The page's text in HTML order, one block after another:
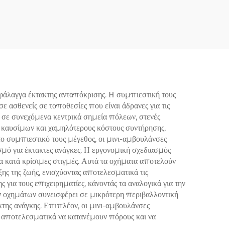
έκτακτης ανταπόκρισης. Η συμπιεστική τους
σε τοποθεσίες που είναι άδρανες για τις
συνεχόμενα κεντρικά σημεία πόλεων, στενές
και χαμηλότερους κόστους συντήρησης,
συμπιεστικό τους μέγεθος, οι μινι-αμβουλάνσες
για έκτακτες ανάγκες. Η εργονομική σχεδιασμός
κρίσιμες στιγμές. Αυτά τα οχήματα αποτελούν
της ζωής, ενισχύοντας αποτελεσματικά τις
τους επιχειρηματίες, κάνοντάς τα αναλογικά για την
συνεισφέρει σε μικρότερη περιβαλλοντική
ανάγκης. Επιπλέον, οι μινι-αμβουλάνσες
να κατανέμουν πόρους και να